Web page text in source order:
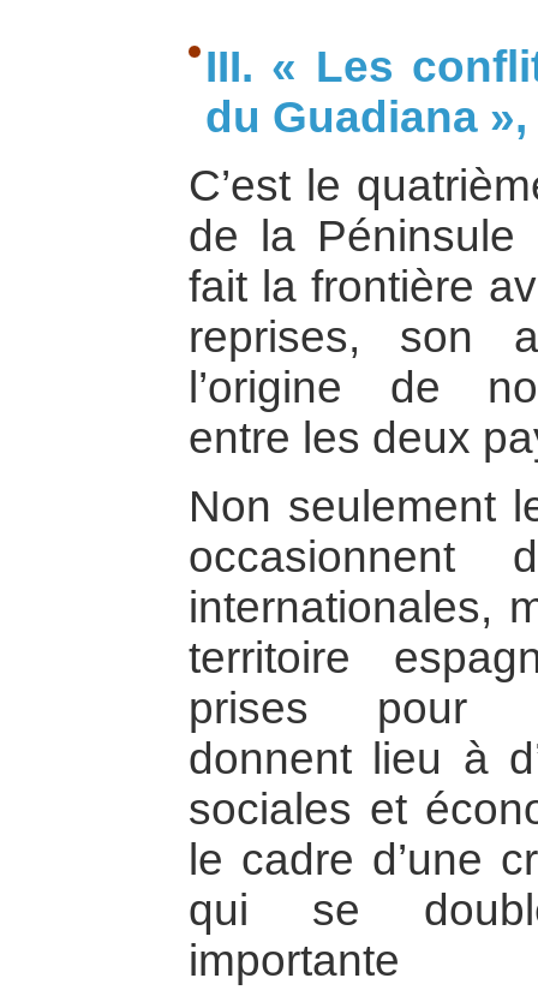
III. « Les
du Guadiana
C’est le
de la Péninsule
fait la frontière
reprises, son
l’origine de
entre les deux
Non seulement
occasionnent
internationales,
territoire
prises pour
donnent lieu à
sociales et
le cadre d’une
qui se